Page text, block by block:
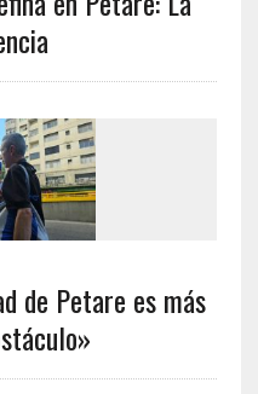
de Petare es más